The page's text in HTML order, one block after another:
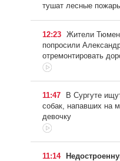
тушат лесные
12:23 Жители
попросили
отремонтировать
11:47
В Сургуте
собак, напавших на
девочку
11:14